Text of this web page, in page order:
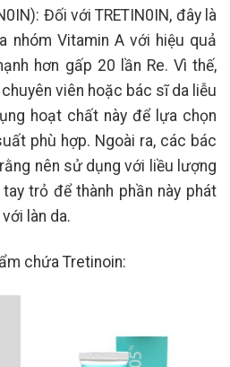
2.700.000 ₫.Đối với TRETIN0IN, đây là
nhóm Vitamin A với hiệu quả
hơn gấp 20 lần Re. Vì thế,
viên hoặc bác sĩ da liễu
hoạt chất này để lựa chọn
phù hợp. Ngoài ra, các bác
nên sử dụng với liều lượng
trỏ để thành phần này phát
làn da.
chứa Tretinoin: